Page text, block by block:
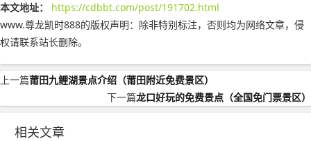
本文地址：
https://cdbbt.com/post/191702.html
www.尊龙凯时888的版权声明： 除非特别标注，否则均为网络文章，侵
权请联系站长删除。
上一篇莆田九鲤湖景点介绍（莆田附近免费景区）
下一篇龙口好玩的免费景点（全国免门票景区）
相关文章